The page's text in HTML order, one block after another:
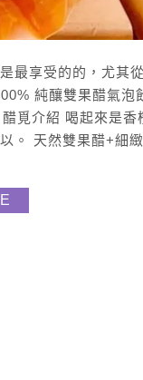
最享受的的，尤其
純釀雙果醋氣泡
覓介紹 喝起來是香
。 天然雙果醋+細